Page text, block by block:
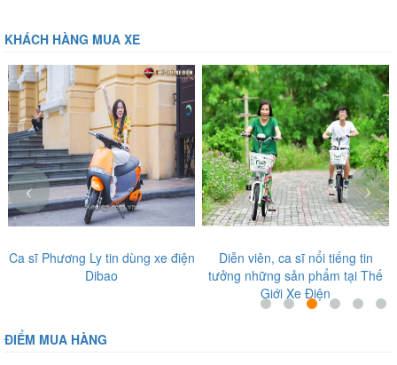
KHÁCH HÀNG MUA XE
Ly tin dùng xe điện
Diễn viên, ca sĩ nổi tiếng tin
tưởng những sản phẩm tại Thế
Giới Xe Điện
Nghệ sĩ
phẩm
‹ ›
ĐIỂM MUA HÀNG